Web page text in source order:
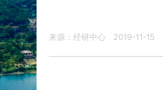
来源：经研中心 2019-11-15